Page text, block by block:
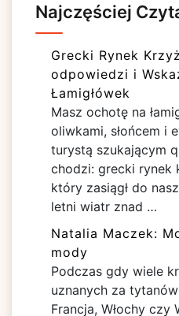
Najczęściej
Grecki Rynek
odpowiedzi i
Łamigłówek
Masz ochotę na
oliwkami, słońcem i
turystą szukającym
chodzi: grecki rynek
który zasiągł do
letni wiatr znad …
Natalia Maczek:
mody
Podczas gdy wiele
uznanych za
Francja, Włochy czy